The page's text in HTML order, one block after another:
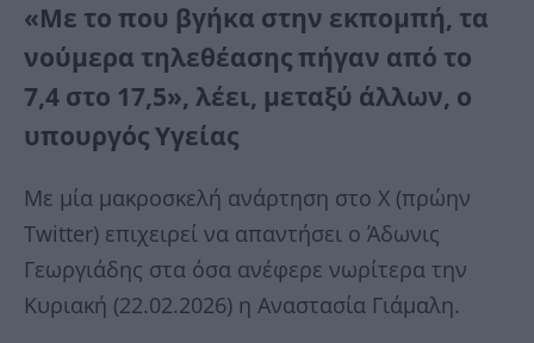
«Με το που βγήκα στην εκπομπή, τα
νούμερα τηλεθέασης πήγαν από το
7,4 στο 17,5», λέει, μεταξύ άλλων, ο
υπουργός Υγείας
Με μία μακροσκελή ανάρτηση στο Χ (πρώην
Twitter) επιχειρεί να απαντήσει ο Άδωνις
Γεωργιάδης στα όσα ανέφερε νωρίτερα την
Κυριακή (22.02.2026) η Αναστασία Γιάμαλη.